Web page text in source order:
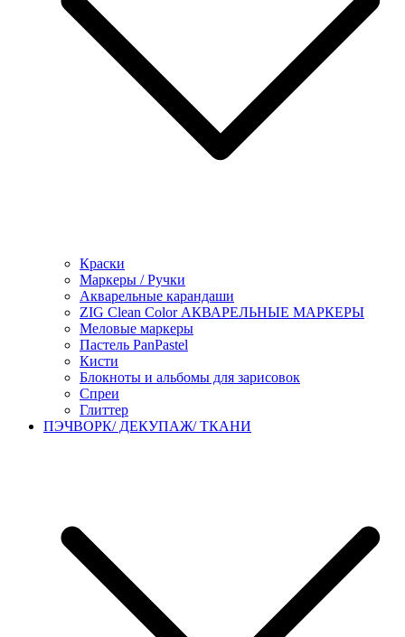
Краски
Маркеры / Ручки
Акварельные карандаши
ZIG Clean Color АКВАРЕЛЬНЫЕ МАРКЕРЫ
Меловые маркеры
Пастель PanPastel
Кисти
Блокноты и альбомы для зарисовок
Спреи
Глиттер
ПЭЧВОРК/ ДЕКУПАЖ/ ТКАНИ